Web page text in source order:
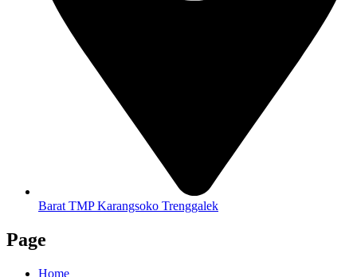
Barat TMP Karangsoko Trenggalek
Page
Home